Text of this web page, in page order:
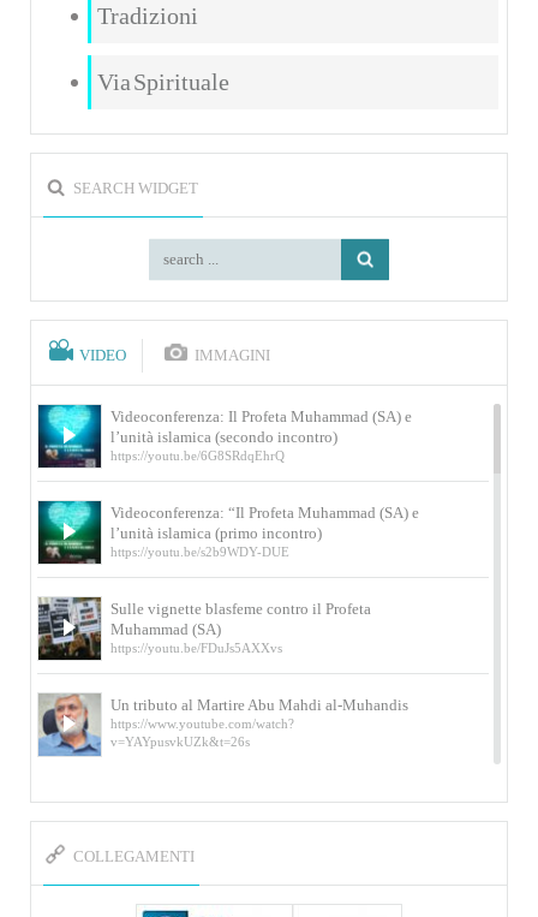
Tradizioni
Via Spirituale
SEARCH WIDGET
VIDEO IMMAGINI
Videoconferenza: Il Profeta Muhammad (SA) e
l’unità islamica (secondo incontro)
https://youtu.be/6G8SRdqEhrQ
Videoconferenza: “Il Profeta Muhammad (SA) e
l’unità islamica (primo incontro)
https://youtu.be/s2b9WDY-DUE
Sulle vignette blasfeme contro il Profeta
Muhammad (SA)
https://youtu.be/FDuJs5AXXvs
Un tributo al Martire Abu Mahdi al-Muhandis
https://www.youtube.com/watch?
v=YAYpusvkUZk&t=26s
L’Abluzione rituale (wudu) secondo l’Imam Alì
e l’Imam Khomeini
COLLEGAMENTI